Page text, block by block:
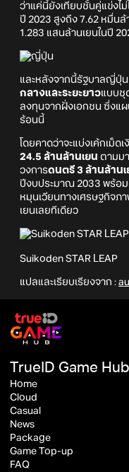
ว่าแค่นี้ยังเทียบชั้นคู่แข่งไม่
ปี 2023 สูงถึง 7.62 หมื่นล้
1.283 แสนล้านเยนในปี
และหลังจากนี้รัฐบาลญี่ปุ่น
กลางและระยะยาวแบบชุ
ลงทุนจากฝั่งเอกชน ซึ่งแผ
ร้อนนี้
โดยคาดว่าจะแบ่งเค้กเม็ด
24.5 ล้านล้านเยน ตามม
วงการดนตรี 3 ล้านล้านเ
ปีงบประมาณ 2033 พร้อม
หมุนเวียนทางเศรษฐกิจภ
เยนเลยทีเดียว
Suikoden STAR LEAP
แปลและเรียบเรียงจาก :
TrueID Game Hub
Home
Cloud
Casual
News
Package
Game Top-up
FAQ